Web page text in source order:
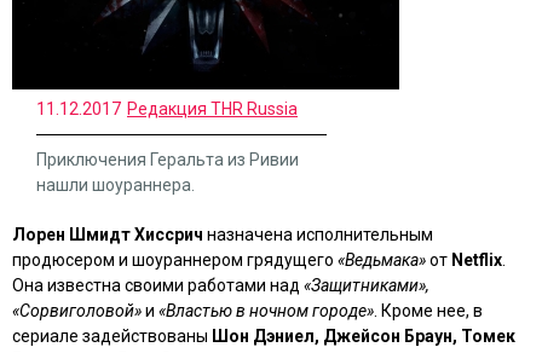
11.12.2017 Редакция THR Russia
Приключения Геральта из Ривии
нашли шоураннера.
Лорен Шмидт Хиссрич назначена исполнительным
продюсером и шоураннером грядущего «Ведьмака»от Netflix
Она известна своими работами над «Защитниками»,
«Сорвиголовой»и «Властью в ночном городе» . Кроме нее, в
сериале задействованы Шон Дэниел, Джейсон Браун, Томек